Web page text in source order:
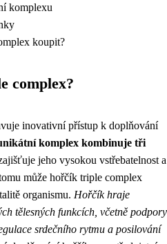
komplexu
koupit?
complex?
inovativní přístup k doplňování
komplex kombinuje tři
jeho vysokou vstřebatelnost a
může hořčík triple complex
organismu. Hořčík hraje
tělesných funkcích, včetně podpory
srdečního rytmu a posilování